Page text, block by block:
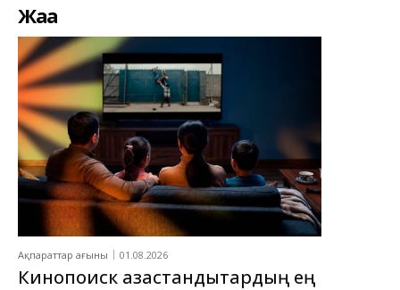
Жаңа
Ақпараттар ағыны 01.08.2026
Кинопоиск қазақстандықтардың ең